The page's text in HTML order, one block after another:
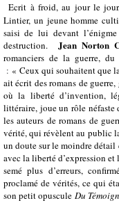
Ecrit à froid, au jour le jour,
Lintier, un jeune homme
saisi de lui devant
destruction.Jean Norton
romanciers de la guerre,
: « Ceux qui souhaitent que
ait écrit des romans de
où la liberté d’invention,
littéraire, joue un rôle néfaste
les auteurs de romans de
vérité, qui révèlent au public
un doute sur le moindre
avec la liberté d’expression
semé plus d’erreurs,
proclamé de vérités, ce qui
son petit opuscule Du